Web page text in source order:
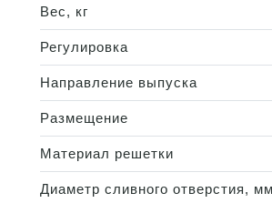
Вес, кг
Регулировка
Направление выпуска
Размещение
Материал решетки
Диаметр сливного отверстия, мм